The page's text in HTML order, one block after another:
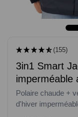
(155)
3in1 Smart
imperméable
Polaire chaude +
d'hiver